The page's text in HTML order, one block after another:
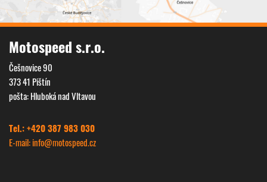
Motospeed s.r.o.
Češnovice 90
373 41 Pištín
pošta: Hluboká nad Vltavou
Tel.: +420 387 983 030
E-mail: info@motospeed.cz